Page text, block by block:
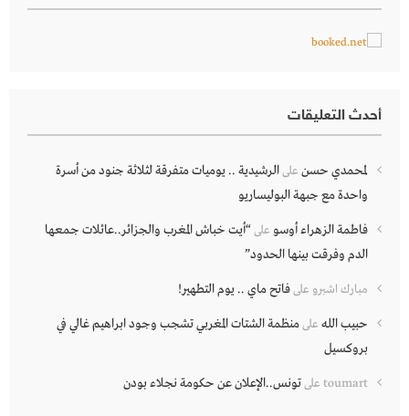
أحدث التعليقات
لمحمدي حسن علىالرشيدية .. يوميات متفرقة لثلاثة جنود من أسرة
واحدة مع جبهة البوليساريو
فاطمة الزهراء أوسو على“أيت خباش المغرب والجزائر..عائلات جمعها
الدم وفرقت بينها الحدود”
مبارك اشبرو علىفاتح ماي .. يوم التطهير!
حبيب الله علىمنظمة الشتات المغربي تشجب وجود ابراهيم غالي في
بروكسيل
toumart علىتونس..الإعلان عن حكومة نجلاء بودن